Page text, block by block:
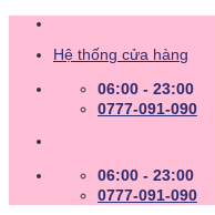
Skip
contentHệ thống cửa hàng
06:00 - 23:00
0777-091-090
06:00 - 23:00
0777-091-090